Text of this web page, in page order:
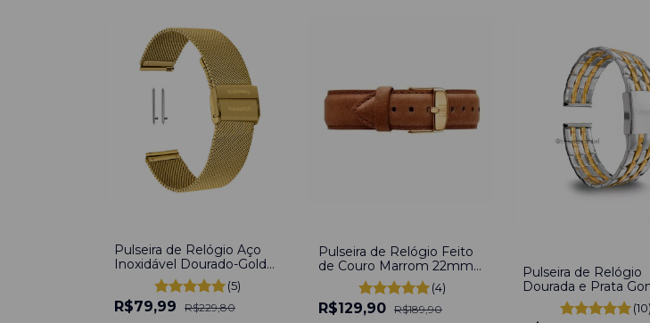
Pulseira de Relógio Aço
Inoxidável Dourado-Gold
22mm Engate Rápido
(5)
R$79,99 R$229,80
Pulseira de Relógio Feito
de Couro Marrom 22mm
de Fivela Com pinos
(4)
R$129,90 R$189,90
Pulseira de Relógio
Dourada e Prata
Feito de Aço
Bicolor Gold 22mm(10)